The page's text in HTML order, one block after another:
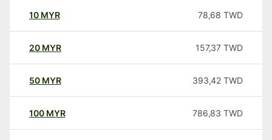
10 MYR 78,68 TWD
20 MYR 157,37 TWD
50 MYR 393,42 TWD
100 MYR 786,83 TWD